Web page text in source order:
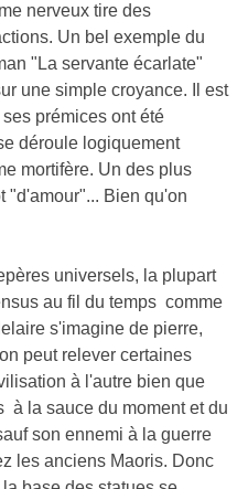
nerveux tire des
Un bel exemple du
"La servante écarlate"
une simple croyance. Il est
prémices ont été
déroule logiquement
mortifère. Un des plus
"d'amour"... Bien qu'on
universels, la plupart
au fil du temps comme
s'imagine de pierre,
peut relever certaines
à l'autre bien que
à la sauce du moment et du
son ennemi à la guerre
les anciens Maoris. Donc